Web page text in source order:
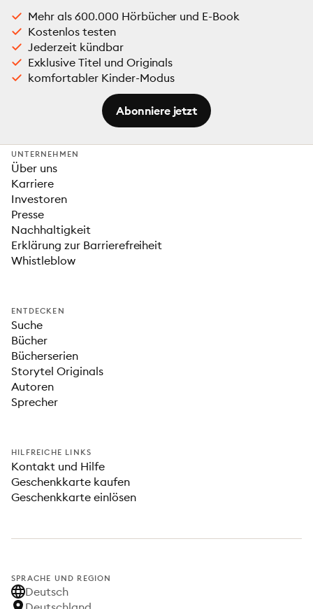
Mehr als 600.000 Hörbücher und E-Book
Kostenlos testen
Jederzeit kündbar
Exklusive Titel und Originals
komfortabler Kinder-Modus
Abonniere jetzt
UNTERNEHMEN
Über uns
Karriere
Investoren
Presse
Nachhaltigkeit
Erklärung zur Barrierefreiheit
Whistleblow
ENTDECKEN
Suche
Bücher
Bücherserien
Storytel Originals
Autoren
Sprecher
HILFREICHE LINKS
Kontakt und Hilfe
Geschenkkarte kaufen
Geschenkkarte einlösen
SPRACHE UND REGION
Deutsch